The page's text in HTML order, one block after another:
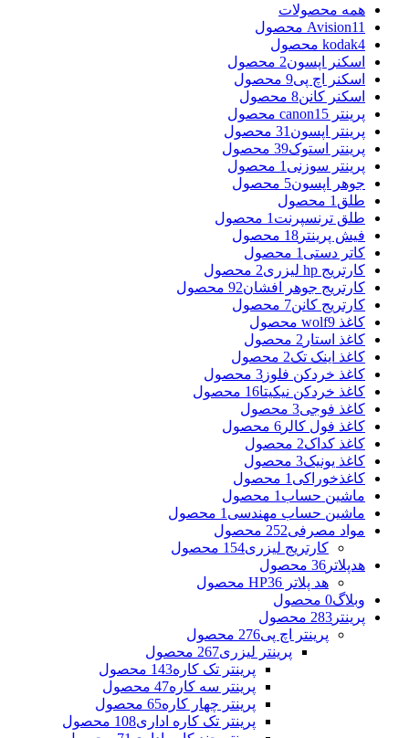
همه محصولات
Avision11 محصول
kodak4 محصول
اسکنر اپسون2 محصول
اسکنر اچ پی9 محصول
اسکنر کانن8 محصول
پرینتر canon 15 محصول
پرینتر اپسون 31 محصول
پرینتر استوک39 محصول
پرینتر سوزنی 1 محصول
جوهر اپسون5 محصول
طلق 1 محصول
طلق ترنسپرنت 1 محصول
فیش پرینتر 18 محصول
کاتر دستی 1 محصول
کارتریج hp لیزری
2 محصول
کارتریج جوهر افشان92 محصول
کارتریج کانن7 محصول
کاغذ wolf 9 محصول
کاغذ استار 2 محصول
کاغذ اینک تک2 محصول
کاغذ خردکن فلوز 3 محصول
کاغذ خردکن نیکیتا16 محصول
کاغذ فوجی3 محصول
کاغذ فول کالر 6 محصول
کاغذ کداک2 محصول
کاغذ یونیک3 محصول
کاغذخوراکی 1 محصول
ماشین حساب 1 محصول
ماشین حساب مهندسی 1 محصول
مواد مصرفی252 محصول
کارتریج لیزری154 محصول
هدپلاتر 36 محصول
هد پلاتر HP 36 محصول
وبلاگ0 محصول
پرینتر 283 محصول
پرینتر اچ پی276 محصول
پرینتر لیزری267 محصول
پرینتر تک کاره143 محصول
پرینتر سه کاره47 محصول
پرینتر چهار کاره65 محصول
پرینتر تک کاره اداری108 محصول